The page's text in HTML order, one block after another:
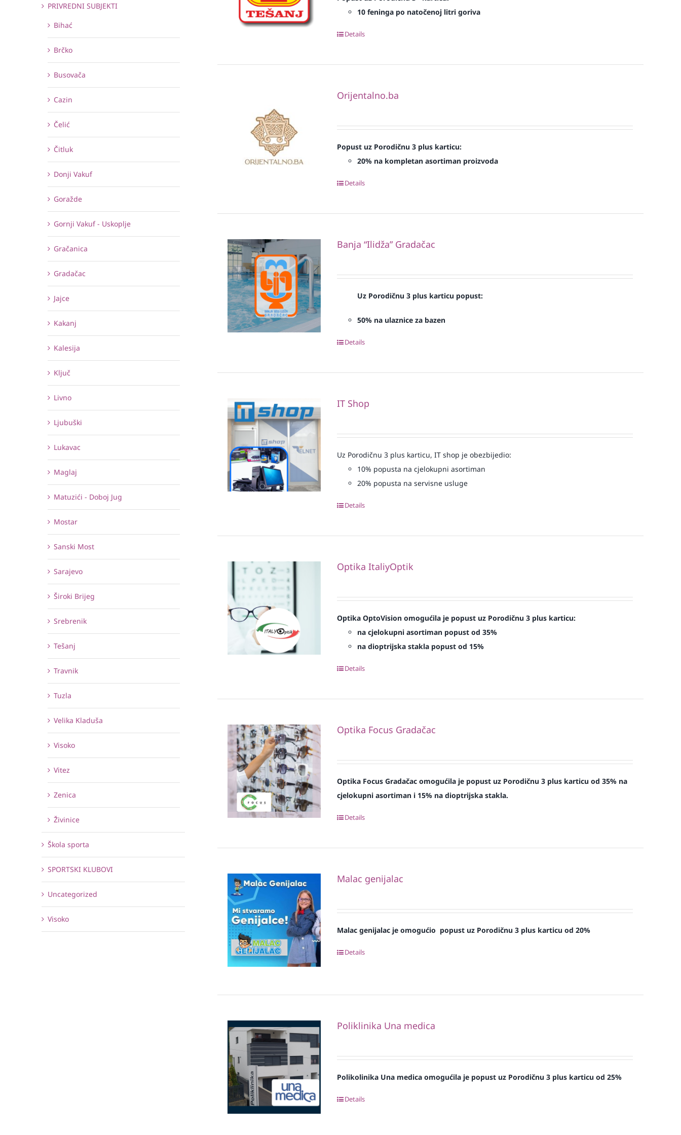
10 feninga po natočenoj litri goriva
Details
Orijentalno.ba
Popust uz Porodičnu 3 plus karticu:
20% na kompletan asortiman proizvoda
Details
Banja “Ilidža” Gradačac
Uz Porodičnu 3 plus karticu popust:
50% na ulaznice za bazen
Details
IT Shop
Uz Porodičnu 3 plus karticu, IT shop je obezbijedio:
10% popusta na cjelokupni asortiman
20% popusta na servisne usluge
Details
Optika ItaliyOptik
Optika OptoVision omogućila je popust uz Porodičnu 3 plus karticu:
na cjelokupni asortiman popust od 35%
na dioptrijska stakla popust od 15%
Details
Optika Focus Gradačac
Optika Focus Gradačac omogućila je popust uz Porodičnu 3 plus karticu od 35% na
cjelokupni asortiman i 15% na dioptrijska stakla.
Details
Malac genijalac
Malac genijalac je omogućio popust uz Porodičnu 3 plus karticu od 20%
Details
Poliklinika Una medica
Polikolinika Una medica omogućila je popust uz Porodičnu 3 plus karticu od 25%
Details
PRIVREDNI SUBJEKTI
Bihać
Brčko
Busovača
Cazin
Čelić
Čitluk
Donji Vakuf
Goražde
Gornji Vakuf - Uskoplje
Gračanica
Gradačac
Jajce
Kakanj
Kalesija
Ključ
Livno
Ljubuški
Lukavac
Maglaj
Matuzići - Doboj Jug
Mostar
Sanski Most
Sarajevo
Široki Brijeg
Srebrenik
Tešanj
Travnik
Tuzla
Velika Kladuša
Visoko
Vitez
Zenica
Živinice
Škola sporta
SPORTSKI KLUBOVI
Uncategorized
Visoko